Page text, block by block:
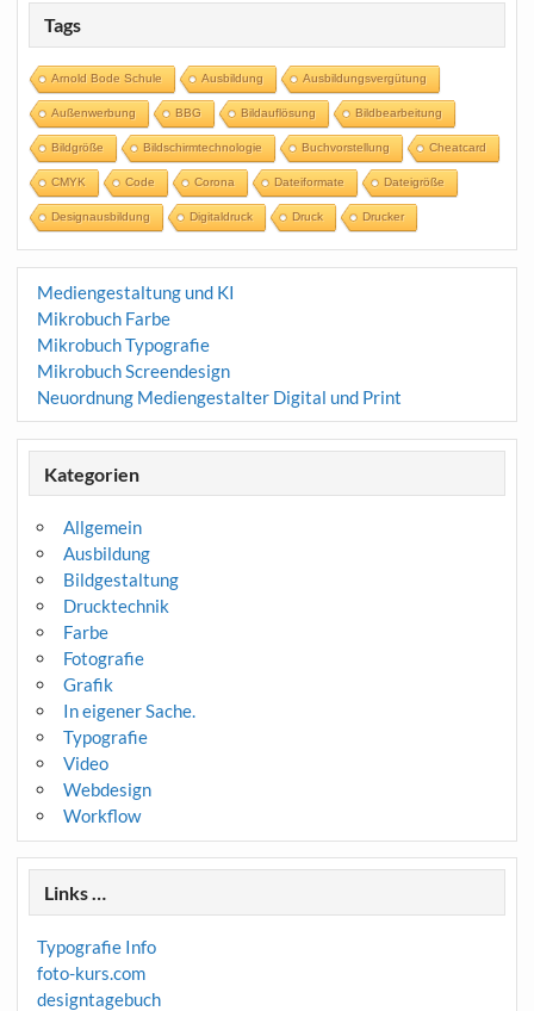
Tags
Arnold Bode Schule Ausbildung Ausbildungsvergütung
Außenwerbung BBG Bildauflösung Bildbearbeitung
Bildgröße Bildschirmtechnologie Buchvorstellung Cheatcard
CMYK Code Corona Dateiformate Dateigröße
Designausbildung Digitaldruck Druck Drucker
Mediengestaltung und KI
Mikrobuch Farbe
Mikrobuch Typografie
Mikrobuch Screendesign
Neuordnung Mediengestalter Digital und Print
Kategorien
Allgemein
Ausbildung
Bildgestaltung
Drucktechnik
Farbe
Fotografie
Grafik
In eigener Sache.
Typografie
Video
Webdesign
Workflow
Links …
Typografie Info
foto-kurs.com
designtagebuch